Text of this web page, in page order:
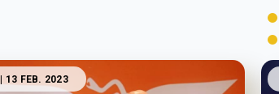
| 13 FEB. 2023